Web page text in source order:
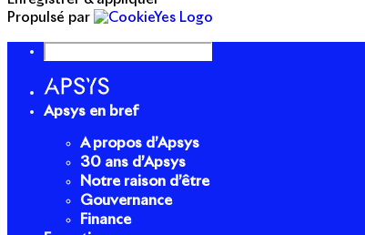
Propulsé par
Apsys en bref
A propos d’Apsys
30 ans d’Apsys
Notre raison d’être
Gouvernance
Finance